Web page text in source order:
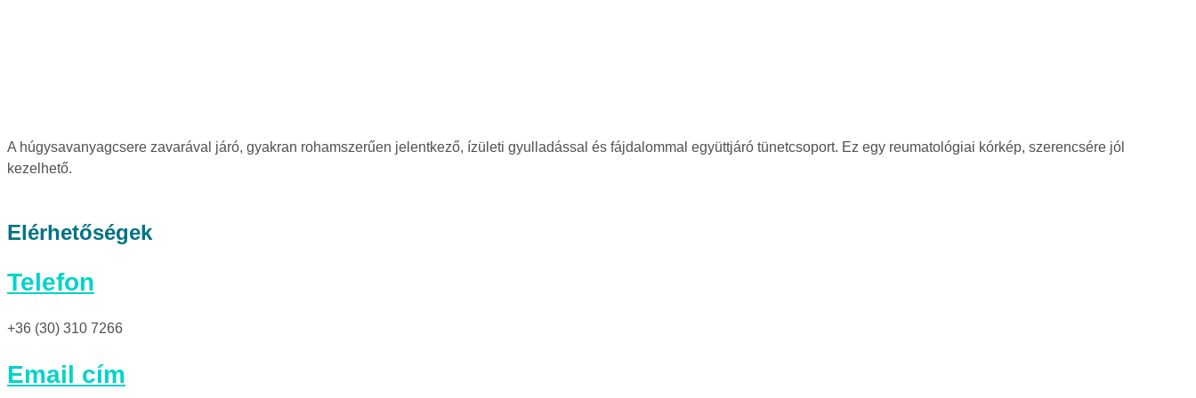
A húgysavanyagcsere zavarával járó, gyakran rohamszerűen jelentkező, ízületi gyulladással és fájdalommal együttjáró tünetcsoport. Ez egy reumatológiai kórkép, szerencsére jól
kezelhető.
Elérhetőségek
Telefon
+36 (30) 310 7266
Email cím